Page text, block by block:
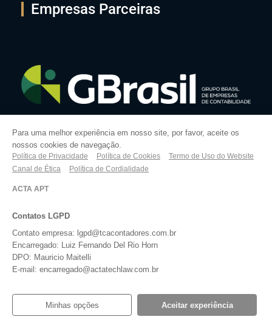
Empresas Parceiras
Para uma melhor experiência em nosso site, por favor, aceite os
nossos cookies de navegação.
Política de Privacidade Política de Cookies
Termo de Uso do Website
Canal de Ética
Política de Cordialidade
ACTA APT
Contatos LGPD
Contato empresa: lgpd@tcacontadores.com.br
Encarregado: Luiz Fernando Del Rio Horn
DPO: Mauricio Maitelli
E-mail: encarregado@actatechlaw.com.br
Minhas opções Aceitar experiência